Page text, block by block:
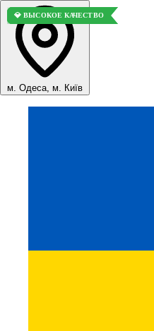
м. Одеса, м. Київ
💎 ВЫСОКОЕ КАЧЕСТВО
💎 ВЫСОКОЕ КАЧЕСТВО
💎 ВЫСОКОЕ КАЧЕСТВО